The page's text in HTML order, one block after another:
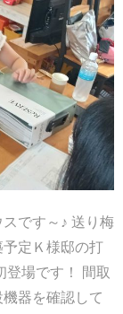
です～♪ 送り梅
定Ｋ様邸の打
登場です！ 間取
器を確認して